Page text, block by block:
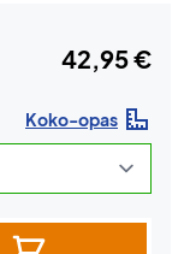
42,95 €
Koko-opas